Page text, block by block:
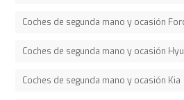
Coches de segunda mano y ocasión
Coches de segunda mano y ocasión
Coches de segunda mano y ocasión Kia